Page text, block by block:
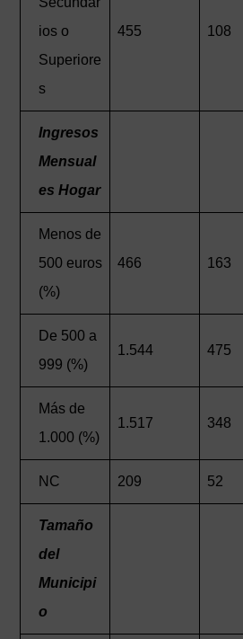
ios o
Superiore
s
455 108
Ingresos
Mensual
es Hogar
Menos de
500 euros
(%)
466 163
De 500 a
999 (%)
1.544 475
Más de
1.000 (%)
1.517 348
NC 209 52
Tamaño
del
Municipi
o